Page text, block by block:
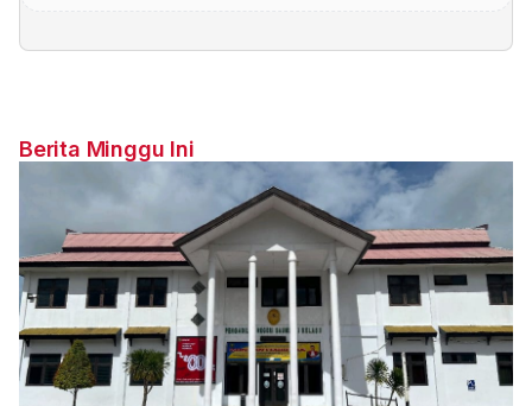
Berita Minggu Ini